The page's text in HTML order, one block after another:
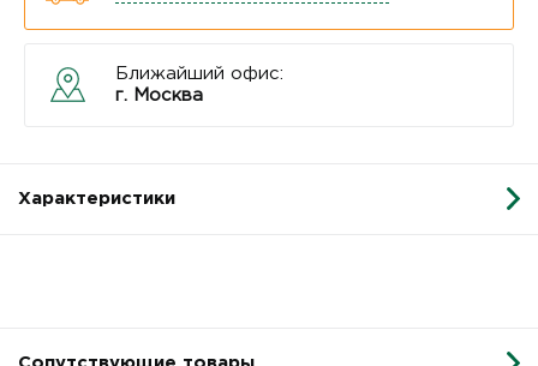
Ближайший офис:
г. Москва
Характеристики
Сопутствующие товары